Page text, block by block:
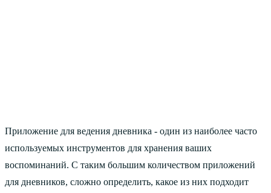
Приложение для ведения дневника - один из наиболее часто
используемых инструментов для хранения ваших
воспоминаний. С таким большим количеством приложений
для дневников, сложно определить, какое из них подходит